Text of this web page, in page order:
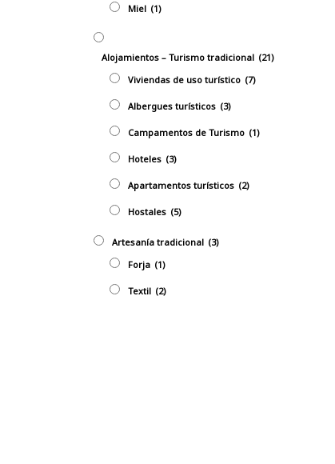
Miel (1)
Alojamientos – Turismo tradicional (21)
Viviendas de uso turístico (7)
Albergues turísticos (3)
Campamentos de Turismo (1)
Hoteles (3)
Apartamentos turísticos (2)
Hostales (5)
Artesaní­a tradicional (3)
Forja (1)
Textil (2)